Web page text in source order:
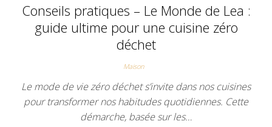
Conseils pratiques – Le Monde de Lea :
guide ultime pour une cuisine zéro
déchet
Maison
Le mode de vie zéro déchet s’invite dans nos cuisines
pour transformer nos habitudes quotidiennes. Cette
démarche, basée sur les…